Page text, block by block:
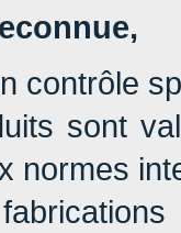
contrôle
sont
normes